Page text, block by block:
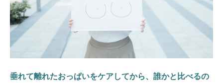
垂れて離れたおっぱいをケアしてから、誰かと比べるの